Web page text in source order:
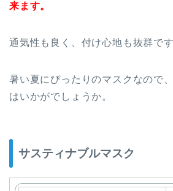
来ます。
通気性も良く、付け心地も抜群です
暑い夏にぴったりのマスクなので
はいかがでしょうか。
サスティナブルマスク